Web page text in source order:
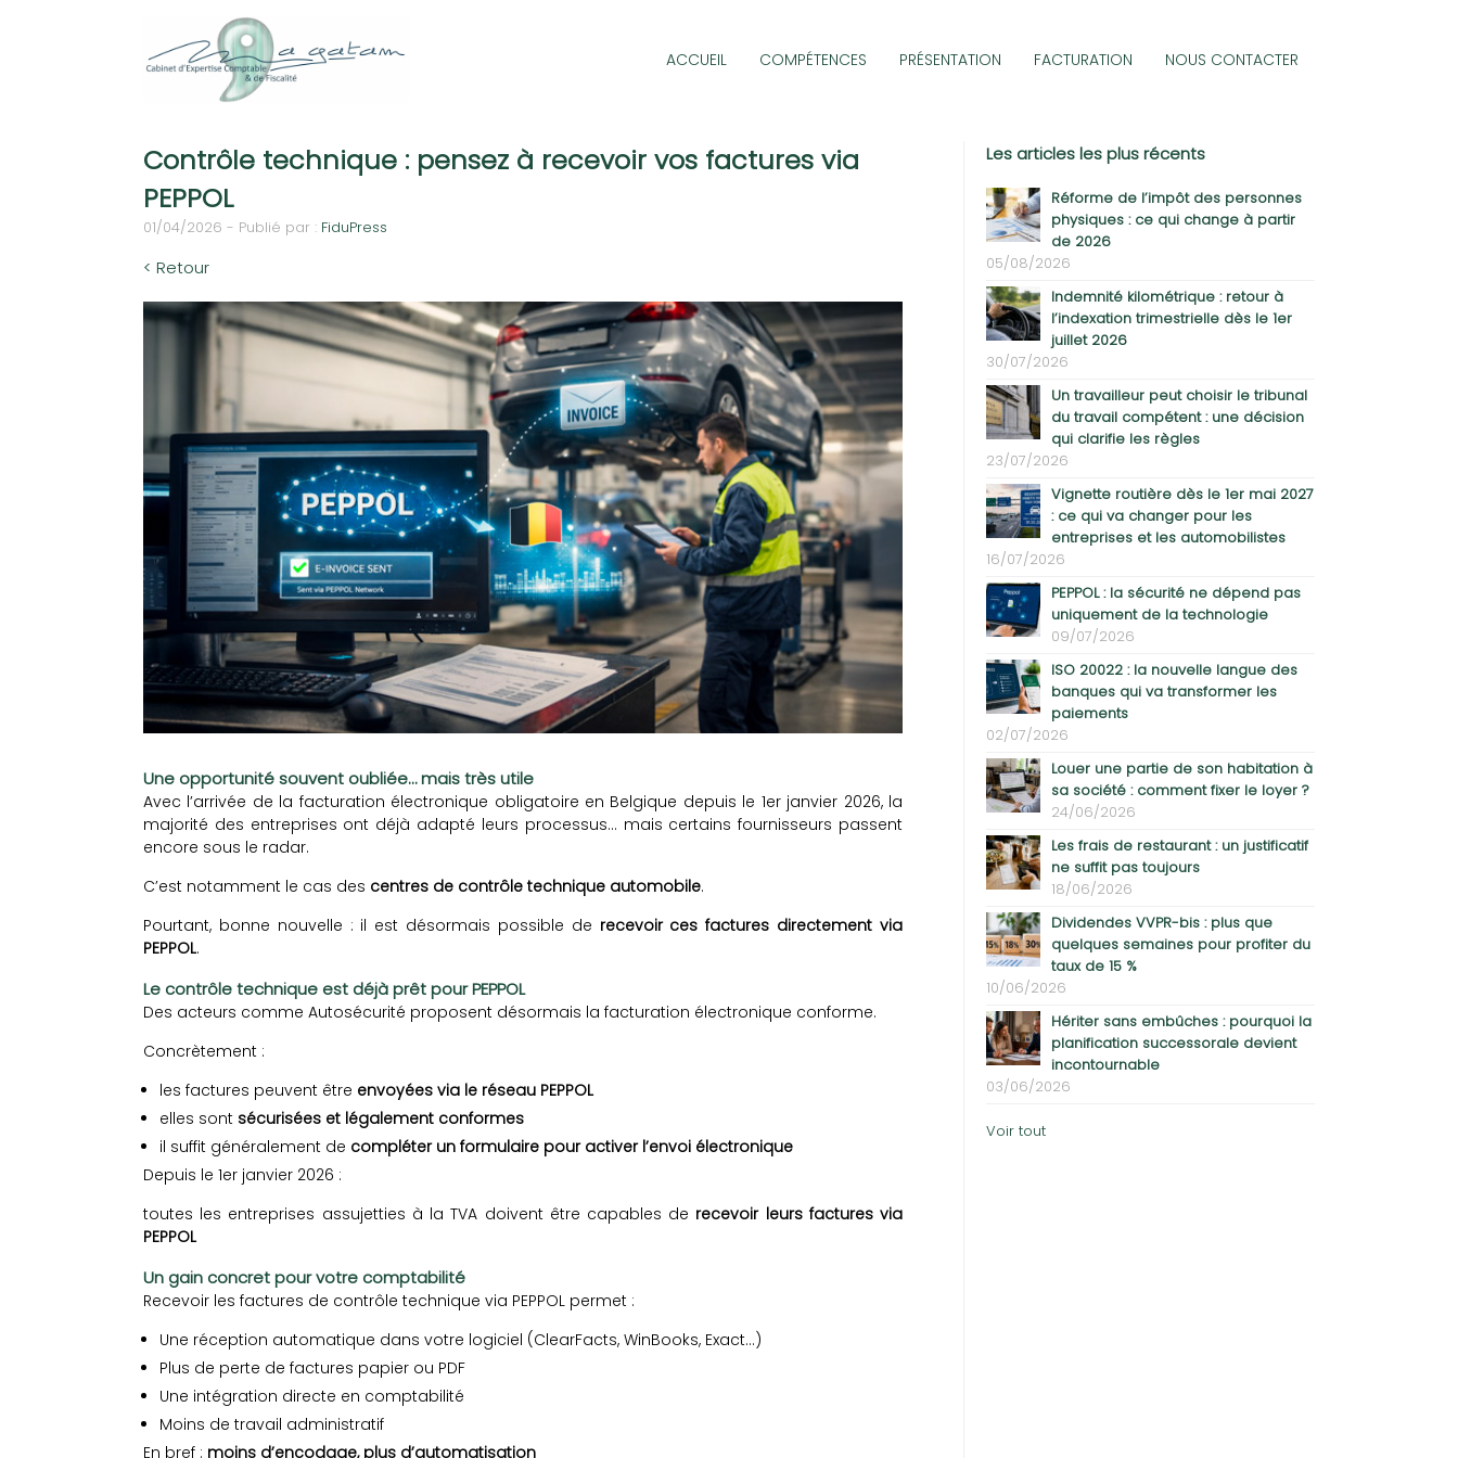
ACCUEIL COMPÉTENCES PRÉSENTATION FACTURATION NOUS CONTACTER
Contrôle technique : pensez à recevoir vos factures via
PEPPOL
01/04/2026 - Publié par : FiduPress
< Retour
Une opportunité souvent oubliée… mais très utile
Avec l’arrivée de la facturation électronique obligatoire en Belgique depuis le 1er janvier 2026, la
majorité des entreprises ont déjà adapté leurs processus… mais certains fournisseurs passent
encore sous le radar.
C’est notamment le cas des centres de contrôle technique automobile.
Pourtant, bonne nouvelle : il est désormais possible de recevoir ces factures directement via
PEPPOL.
Le contrôle technique est déjà prêt pour PEPPOL
Des acteurs comme Autosécurité proposent désormais la facturation électronique conforme.
Concrètement :
les factures peuvent être envoyées via le réseau PEPPOL
elles sont sécurisées et légalement conformes
il suffit généralement de compléter un formulaire pour activer l’envoi électronique
Depuis le 1er janvier 2026 :
toutes les entreprises assujetties à la TVA doivent être capables de recevoir leurs factures via
PEPPOL
Un gain concret pour votre comptabilité
Recevoir les factures de contrôle technique via PEPPOL permet :
Une réception automatique dans votre logiciel (ClearFacts, WinBooks, Exact…)
Plus de perte de factures papier ou PDF
Une intégration directe en comptabilité
Moins de travail administratif
En bref : moins d’encodage, plus d’automatisation
Les articles les plus récents
Réforme de l’impôt des personnes
physiques : ce qui change à partir
de 2026
05/08/2026
Indemnité kilométrique : retour à
l’indexation trimestrielle dès le 1er
juillet 2026
30/07/2026
Un travailleur peut choisir le tribunal
du travail compétent : une décision
qui clarifie les règles
23/07/2026
Vignette routière dès le 1er mai 2027
: ce qui va changer pour les
entreprises et les automobilistes
16/07/2026
PEPPOL : la sécurité ne dépend pas
uniquement de la technologie
09/07/2026
ISO 20022 : la nouvelle langue des
banques qui va transformer les
paiements
02/07/2026
Louer une partie de son habitation à
sa société : comment fixer le loyer ?
24/06/2026
Les frais de restaurant : un justificatif
ne suffit pas toujours
18/06/2026
Dividendes VVPR-bis : plus que
quelques semaines pour profiter du
taux de 15 %
10/06/2026
Hériter sans embûches : pourquoi la
planification successorale devient
incontournable
03/06/2026
Voir tout